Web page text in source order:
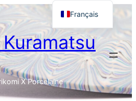
X Porcelaine
Français
English
日本語